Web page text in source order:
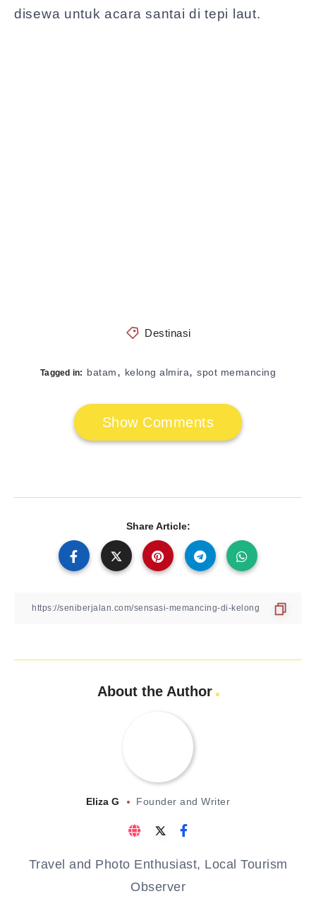
disewa untuk acara santai di tepi laut.
Destinasi
Tagged in: batam, kelong almira, spot memancing
Show Comments
Share Article:
About the Author
Eliza G Founder and Writer
Travel and Photo Enthusiast, Local Tourism
Observer